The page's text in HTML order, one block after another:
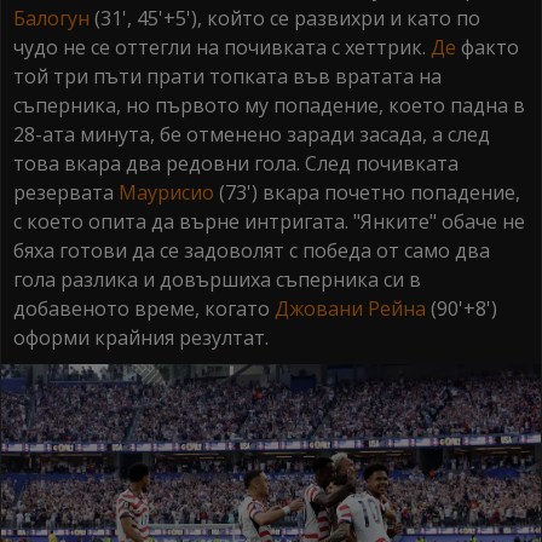
Балогун (31', 45'+5'), който се развихри и като по
чудо не се оттегли на почивката с хеттрик. Де факто
той три пъти прати топката във вратата на
съперника, но първото му попадение, което падна в
28-ата минута, бе отменено заради засада, а след
това вкара два редовни гола. След почивката
резервата Маурисио (73') вкара почетно попадение,
с което опита да върне интригата. "Янките" обаче не
бяха готови да се задоволят с победа от само два
гола разлика и довършиха съперника си в
добавеното време, когато Джовани Рейна (90'+8')
оформи крайния резултат.